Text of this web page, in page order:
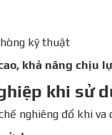
kỹ thuật
khả năng chịu
khi sử
nghiêng đổ khi va